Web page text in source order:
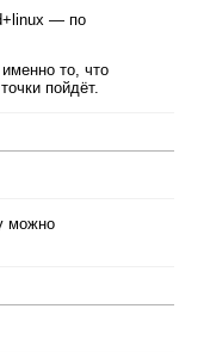
— по
то, что
пойдёт.
можно